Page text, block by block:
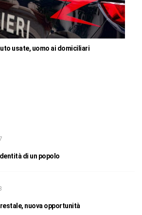
usate, uomo ai domiciliari
di un popolo
nuova opportunità